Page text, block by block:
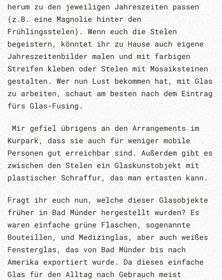
herum zu den jeweiligen Jahreszeiten passen
(z.B. eine Magnolie hinter den
Frühlingsstelen). Wenn euch die Stelen
begeistern, könntet ihr zu Hause auch eigene
Jahreszeitenbilder malen und mit farbigen
Streifen kleben oder Stelen mit Mosaiksteinen
gestalten. Wer nun Lust bekommen hat, mit Glas
zu arbeiten, schaut am besten nach dem Eintrag
fürs Glas-Fusing.
Mir gefiel übrigens an den Arrangements im
Kurpark, dass sie auch für weniger mobile
Personen gut erreichbar sind. Außerdem gibt es
zwischen den Stelen ein Glaskunstobjekt mit
plastischer Schraffur, das man ertasten kann.
Fragt ihr euch nun, welche dieser Glasobjekte
früher in Bad Münder hergestellt wurden? Es
waren einfache grüne Flaschen, sogenannte
Bouteillen, und Medizinglas, aber auch weißes
Fensterglas, das von Bad Münder bis nach
Amerika exportiert wurde. Da dieses einfache
Glas für den Alltag nach Gebrauch meist